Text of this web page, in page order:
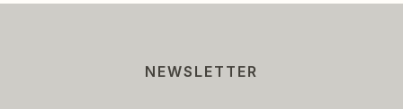
NEWSLETTER